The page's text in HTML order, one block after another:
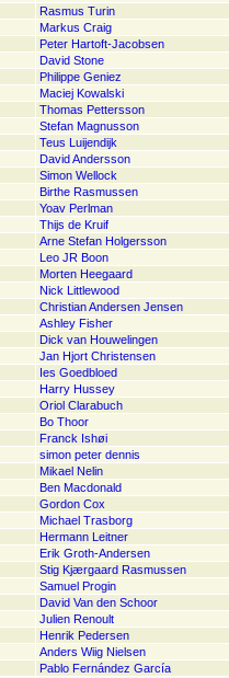
Rasmus Turin
Markus Craig
Peter Hartoft-Jacobsen
David Stone
Philippe Geniez
Maciej Kowalski
Thomas Pettersson
Stefan Magnusson
Teus Luijendijk
David Andersson
Simon Wellock
Birthe Rasmussen
Yoav Perlman
Thijs de Kruif
Arne Stefan Holgersson
Leo JR Boon
Morten Heegaard
Nick Littlewood
Christian Andersen Jensen
Ashley Fisher
Dick van Houwelingen
Jan Hjort Christensen
Ies Goedbloed
Harry Hussey
Oriol Clarabuch
Bo Thoor
Franck Ishøi
simon peter dennis
Mikael Nelin
Ben Macdonald
Gordon Cox
Michael Trasborg
Hermann Leitner
Erik Groth-Andersen
Stig Kjærgaard Rasmussen
Samuel Progin
David Van den Schoor
Julien Renoult
Henrik Pedersen
Anders Wiig Nielsen
Pablo Fernández García